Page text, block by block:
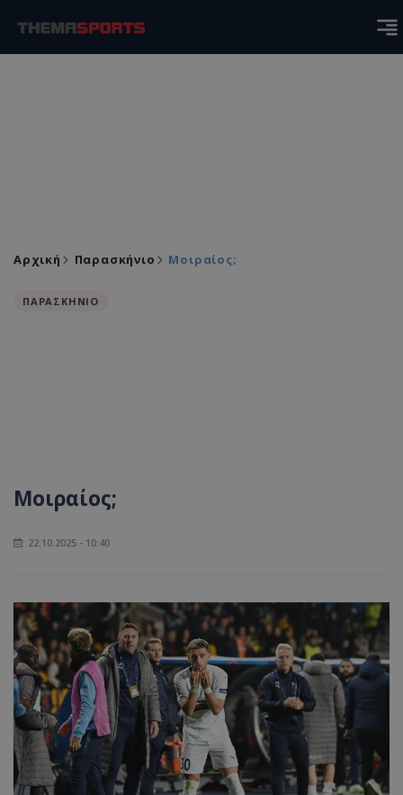
Αρχική Παρασκήνιο Μοιραίος;
ΠΑΡΑΣΚΗΝΙΟ
Μοιραίος;
22.10.2025 - 10:40